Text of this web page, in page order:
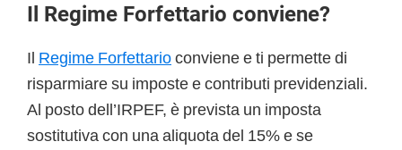
Il Regime Forfettario conviene?
Il Regime Forfettarioconviene e ti permette di
risparmiare su imposte e contributi previdenziali.
Al posto dell’IRPEF, è prevista un imposta
sostitutiva con una aliquota del 15% e se